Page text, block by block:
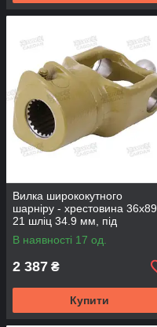
Вилка ширококутного
шарніру - хрестовина 36х89,
21 шліц 34.9 мм, під
WAJCY3236 (YWAJ3689-21)
В наявності 17 од.
2 387 ₴
Купити